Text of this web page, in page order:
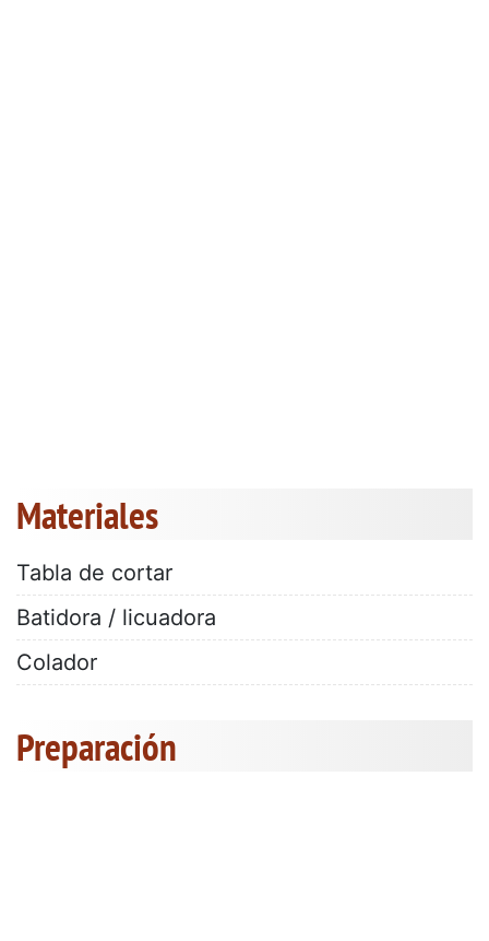
Materiales
Tabla de cortar
Batidora / licuadora
Colador
Preparación